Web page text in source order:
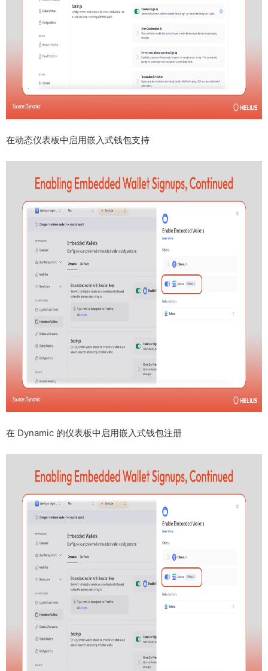
在动态仪表板中启用嵌入式钱包支持
在 Dynamic 的仪表板中启用嵌入式钱包注册